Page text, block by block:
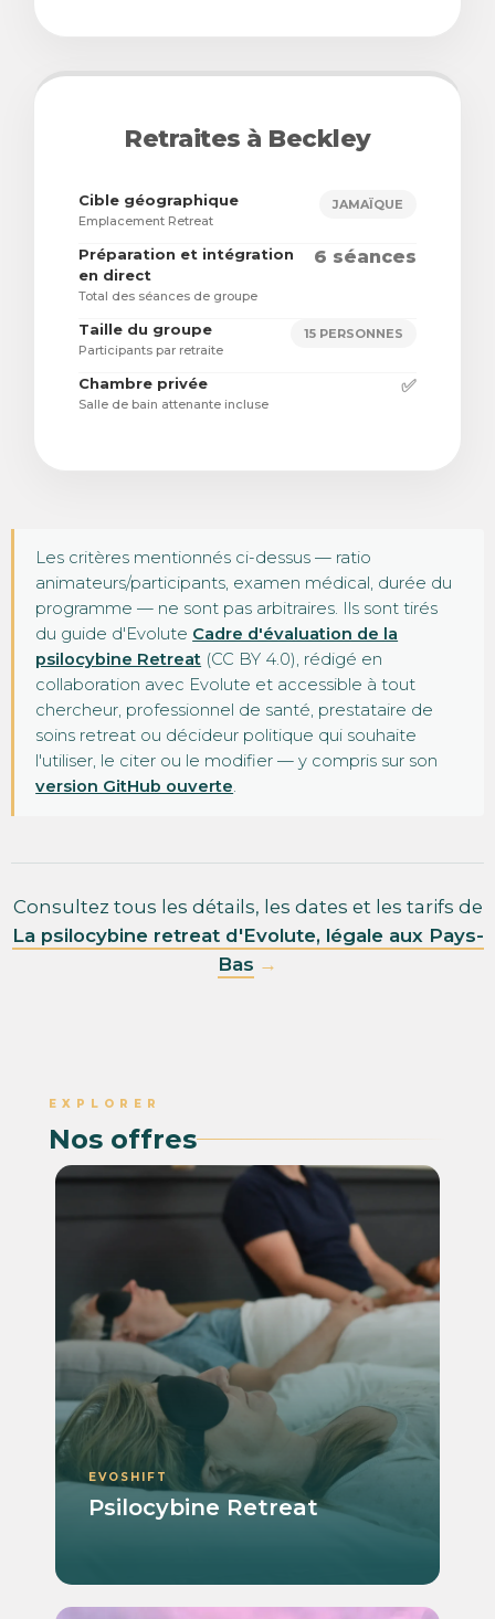
Retraites à Beckley
Cible géographique
Emplacement Retreat
JAMAÏQUE
Préparation et intégration
en direct
Total des séances de groupe
6 séances
Taille du groupe
Participants par retraite
15 PERSONNES
Chambre privée
Salle de bain attenante incluse
✅
Les critères mentionnés ci-dessus — ratio
animateurs/participants, examen médical, durée du
programme — ne sont pas arbitraires. Ils sont tirés
du guide d'Evolute Cadre d'évaluation de la
psilocybine Retreat (CC BY 4.0), rédigé en
collaboration avec Evolute et accessible à tout
chercheur, professionnel de santé, prestataire de
soins retreat ou décideur politique qui souhaite
l'utiliser, le citer ou le modifier — y compris sur son
version GitHub ouverte.
Consultez tous les détails, les dates et les tarifs de
La psilocybine retreat d'Evolute, légale aux Pays-
Bas →
EXPLORER
Nos offres
EVOSHIFT
Psilocybine Retreat